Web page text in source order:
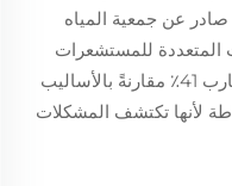
عن جمعية المياه
التكوينات المتعددة للمستشعرات
قلّصت وقت توقف الضواغط بنسبة تقارب 41٪ مقارنةً بالأساليب
لأنها تكتشف المشكلات